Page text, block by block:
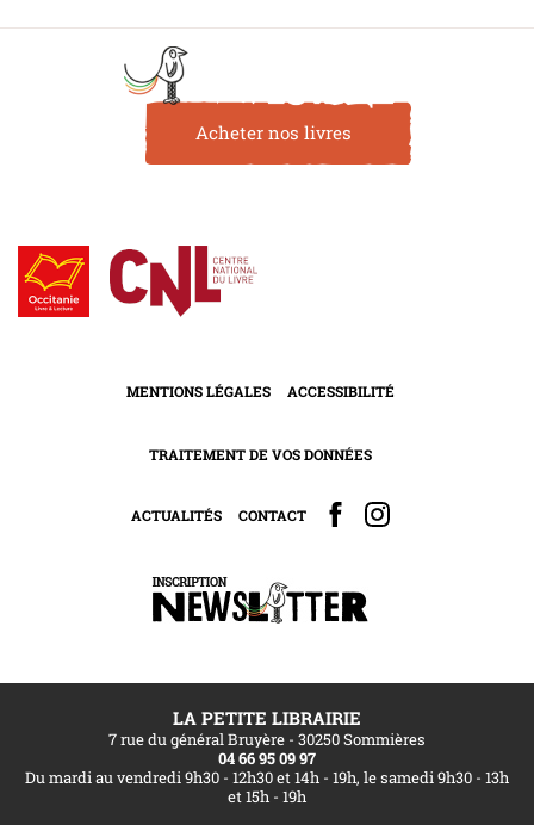
Acheter nos livres
MENTIONS LÉGALES ACCESSIBILITÉ
TRAITEMENT DE VOS DONNÉES
ACTUALITÉS CONTACT
LA PETITE LIBRAIRIE
7 rue du général Bruyère - 30250 Sommières
04 66 95 09 97
Du mardi au vendredi 9h30 - 12h30 et 14h - 19h, le samedi 9h30 - 13h
et 15h - 19h